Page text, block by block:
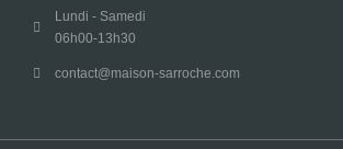
Lundi - Samedi
06h00-13h30
contact@maison-sarroche.com